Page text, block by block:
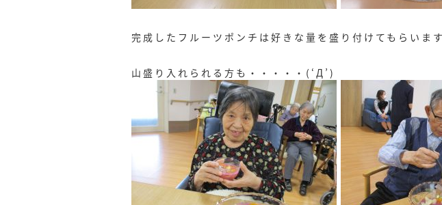
完成したフルーツポンチは好きな量を盛り付けてもらいます
山盛り入れられる方も・・・・・(‘Д’)